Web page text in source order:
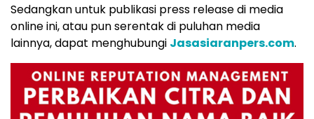
Sedangkan untuk publikasi press release di media
online ini, atau pun serentak di puluhan media
lainnya, dapat menghubungi Jasasiaranpers.com.